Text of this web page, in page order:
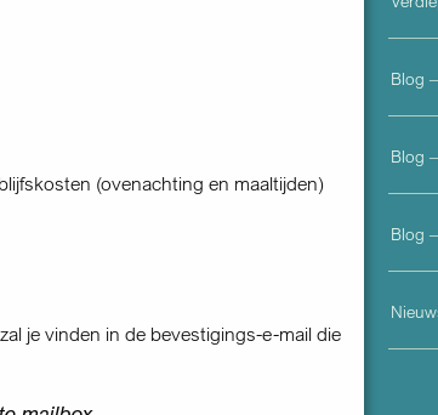
(ovenachting en maaltijden)
je vinden in de bevestigings-e-mail die
Blog
Blog
Blog